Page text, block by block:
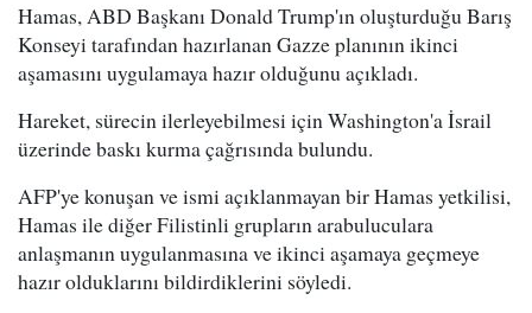
Hamas, ABD Başkanı Donald Trump'ın oluşturduğu Barış
Konseyi tarafından hazırlanan Gazze planının ikinci
aşamasını uygulamaya hazır olduğunu açıkladı.
Hareket, sürecin ilerleyebilmesi için Washington'a İsrail
üzerinde baskı kurma çağrısında bulundu.
AFP'ye konuşan ve ismi açıklanmayan bir Hamas yetkilisi,
Hamas ile diğer Filistinli grupların arabuluculara
anlaşmanın uygulanmasına ve ikinci aşamaya geçmeye
hazır olduklarını bildirdiklerini söyledi.